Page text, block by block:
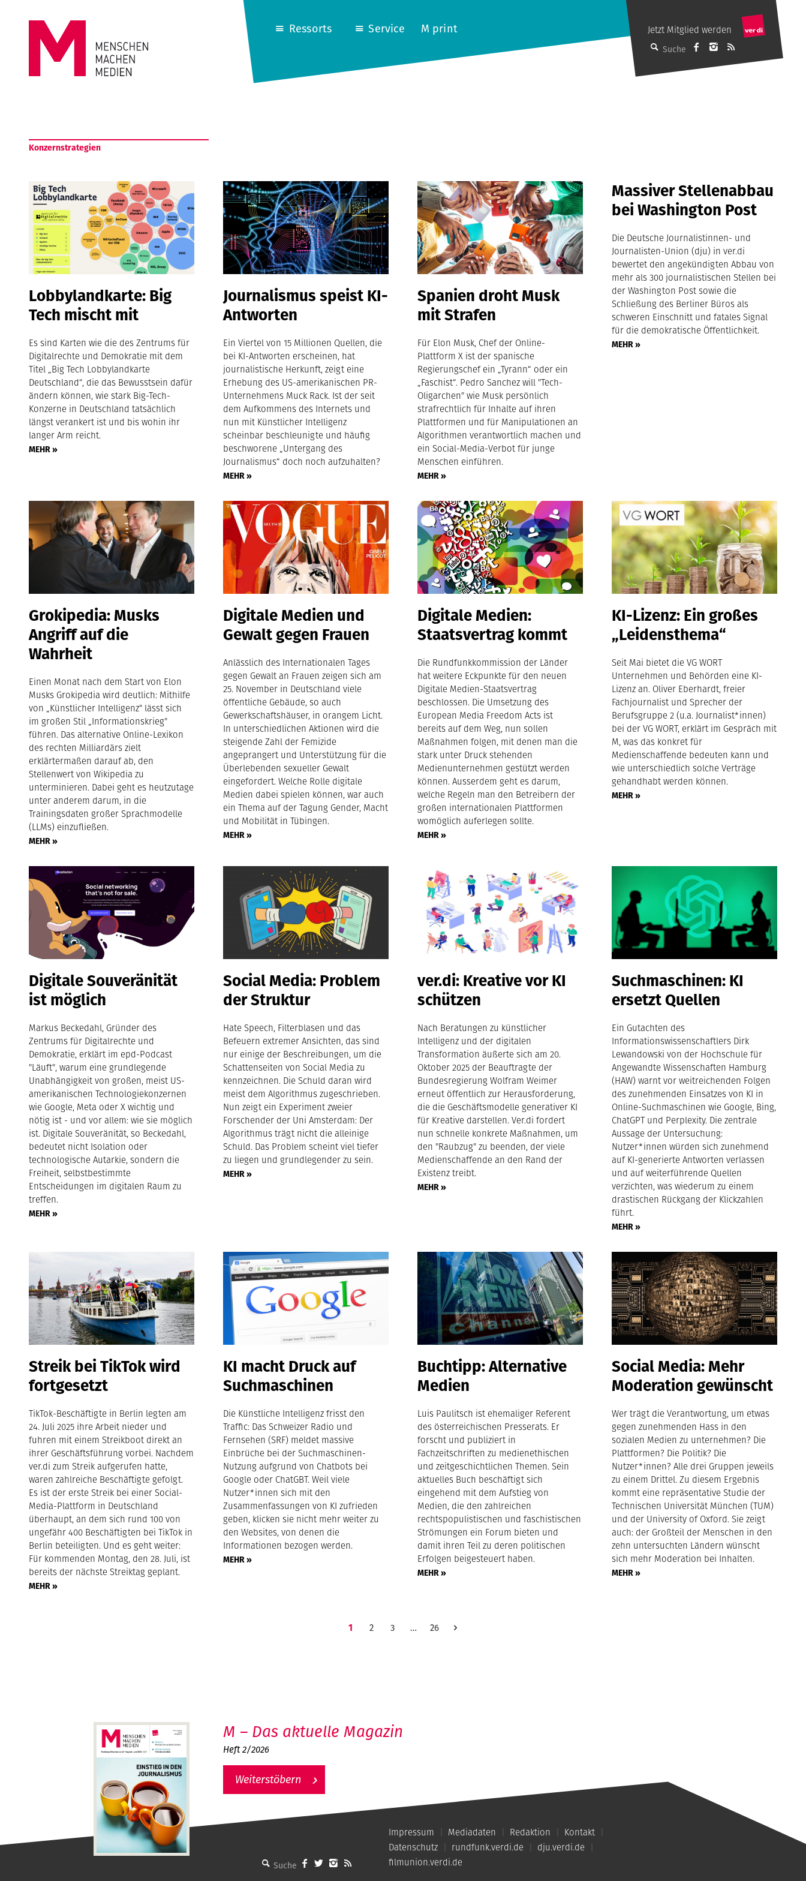
MACHEN
MEDIEN
Ressorts Service M print Jetzt Mitglied werden
Suche dju auf Facebook
M auf Instagram
Abonniere
Konzernstrategien
Lobbylandkarte: Big
Tech mischt mit
Es sind Karten wie die des Zentrums für
Digitalrechte und Demokratie mit dem
Titel „Big Tech Lobbylandkarte
Deutschland“, die das Bewusstsein dafür
ändern können, wie stark Big-Tech-
Konzerne in Deutschland tatsächlich
längst verankert ist und bis wohin ihr
langer Arm reicht.
MEHR »
Journalismus speist KI-
Antworten
Ein Viertel von 15 Millionen Quellen, die
bei KI-Antworten erscheinen, hat
journalistische Herkunft, zeigt eine
Erhebung des US-amerikanischen PR-
Unternehmens Muck Rack. Ist der seit
dem Aufkommens des Internets und
nun mit Künstlicher Intelligenz
scheinbar beschleunigte und häufig
beschworene „Untergang des
Journalismus“ doch noch aufzuhalten?
MEHR »
Spanien droht Musk
mit Strafen
Für Elon Musk, Chef der Online-
Plattform X ist der spanische
Regierungschef ein „Tyrann“ oder ein
„Faschist“. Pedro Sanchez will "Tech-
Oligarchen" wie Musk persönlich
strafrechtlich für Inhalte auf ihren
Plattformen und für Manipulationen an
Algorithmen verantwortlich machen und
ein Social-Media-Verbot für junge
Menschen einführen.
MEHR »
Massiver Stellenabbau
bei Washington Post
Die Deutsche Journalistinnen- und
Journalisten-Union (dju) in ver.di
bewertet den angekündigten Abbau von
mehr als 300 journalistischen Stellen bei
der Washington Post sowie die
Schließung des Berliner Büros als
schweren Einschnitt und fatales Signal
für die demokratische Öffentlichkeit.
MEHR »
Grokipedia: Musks
Angriff auf die
Wahrheit
Einen Monat nach dem Start von Elon
Musks Grokipedia wird deutlich: Mithilfe
von „Künstlicher Intelligenz" lässt sich
im großen Stil „Informationskrieg"
führen. Das alternative Online-Lexikon
des rechten Milliardärs zielt
erklärtermaßen darauf ab, den
Stellenwert von Wikipedia zu
unterminieren. Dabei geht es heutzutage
unter anderem darum, in die
Trainingsdaten großer Sprachmodelle
(LLMs) einzufließen.
MEHR »
Digitale Medien und
Gewalt gegen Frauen
Anlässlich des Internationalen Tages
gegen Gewalt an Frauen zeigen sich am
25. November in Deutschland viele
öffentliche Gebäude, so auch
Gewerkschaftshäuser, in orangem Licht.
In unterschiedlichen Aktionen wird die
steigende Zahl der Femizide
angeprangert und Unterstützung für die
Überlebenden sexueller Gewalt
eingefordert. Welche Rolle digitale
Medien dabei spielen können, war auch
ein Thema auf der Tagung Gender, Macht
und Mobilität in Tübingen.
MEHR »
Digitale Medien:
Staatsvertrag kommt
Die Rundfunkkommission der Länder
hat weitere Eckpunkte für den neuen
Digitale Medien-Staatsvertrag
beschlossen. Die Umsetzung des
European Media Freedom Acts ist
bereits auf dem Weg, nun sollen
Maßnahmen folgen, mit denen man die
stark unter Druck stehenden
Medienunternehmen gestützt werden
können. Ausserdem geht es darum,
welche Regeln man den Betreibern der
großen internationalen Plattformen
womöglich auferlegen sollte.
MEHR »
KI-Lizenz: Ein großes
„Leidensthema“
Seit Mai bietet die VG WORT
Unternehmen und Behörden eine KI-
Lizenz an. Oliver Eberhardt, freier
Fachjournalist und Sprecher der
Berufsgruppe 2 (u.a. Journalist*innen)
bei der VG WORT, erklärt im Gespräch mit
M, was das konkret für
Medienschaffende bedeuten kann und
wie unterschiedlich solche Verträge
gehandhabt werden können.
MEHR »
Digitale Souveränität
ist möglich
Markus Beckedahl, Gründer des
Zentrums für Digitalrechte und
Demokratie, erklärt im epd-Podcast
"Läuft", warum eine grundlegende
Unabhängigkeit von großen, meist US-
amerikanischen Technologiekonzernen
wie Google, Meta oder X wichtig und
nötig ist - und vor allem: wie sie möglich
ist. Digitale Souveränität, so Beckedahl,
bedeutet nicht Isolation oder
technologische Autarkie, sondern die
Freiheit, selbstbestimmte
Entscheidungen im digitalen Raum zu
treffen.
MEHR »
Social Media: Problem
der Struktur
Hate Speech, Filterblasen und das
Befeuern extremer Ansichten, das sind
nur einige der Beschreibungen, um die
Schattenseiten von Social Media zu
kennzeichnen. Die Schuld daran wird
meist dem Algorithmus zugeschrieben.
Nun zeigt ein Experiment zweier
Forschender der Uni Amsterdam: Der
Algorithmus trägt nicht die alleinige
Schuld. Das Problem scheint viel tiefer
zu liegen und grundlegender zu sein.
MEHR »
ver.di: Kreative vor KI
schützen
Nach Beratungen zu künstlicher
Intelligenz und der digitalen
Transformation äußerte sich am 20.
Oktober 2025 der Beauftragte der
Bundesregierung Wolfram Weimer
erneut öffentlich zur Herausforderung,
die die Geschäftsmodelle generativer KI
für Kreative darstellen. Ver.di fordert
nun schnelle konkrete Maßnahmen, um
den "Raubzug" zu beenden, der viele
Medienschaffende an den Rand der
Existenz treibt.
MEHR »
Suchmaschinen: KI
ersetzt Quellen
Ein Gutachten des
Informationswissenschaftlers Dirk
Lewandowski von der Hochschule für
Angewandte Wissenschaften Hamburg
(HAW) warnt vor weitreichenden Folgen
des zunehmenden Einsatzes von KI in
Online-Suchmaschinen wie Google, Bing,
ChatGPT und Perplexity. Die zentrale
Aussage der Untersuchung:
Nutzer*innen würden sich zunehmend
auf KI-generierte Antworten verlassen
und auf weiterführende Quellen
verzichten, was wiederum zu einem
drastischen Rückgang der Klickzahlen
führt.
MEHR »
Streik bei TikTok wird
fortgesetzt
TikTok-Beschäftigte in Berlin legten am
24. Juli 2025 ihre Arbeit nieder und
fuhren mit einem Streikboot direkt an
ihrer Geschäftsführung vorbei. Nachdem
ver.di zum Streik aufgerufen hatte,
waren zahlreiche Beschäftigte gefolgt.
Es ist der erste Streik bei einer Social-
Media-Plattform in Deutschland
überhaupt, an dem sich rund 100 von
ungefähr 400 Beschäftigten bei TikTok in
Berlin beteiligten. Und es geht weiter:
Für kommenden Montag, den 28. Juli, ist
bereits der nächste Streiktag geplant.
MEHR »
KI macht Druck auf
Suchmaschinen
Die Künstliche Intelligenz frisst den
Traffic: Das Schweizer Radio und
Fernsehen (SRF) meldet massive
Einbrüche bei der Suchmaschinen-
Nutzung aufgrund von Chatbots bei
Google oder ChatGBT. Weil viele
Nutzer*innen sich mit den
Zusammenfassungen von KI zufrieden
geben, klicken sie nicht mehr weiter zu
den Websites, von denen die
Informationen bezogen werden.
MEHR »
Buchtipp: Alternative
Medien
Luis Paulitsch ist ehemaliger Referent
des österreichischen Presserats. Er
forscht und publiziert in
Fachzeitschriften zu medienethischen
und zeitgeschichtlichen Themen. Sein
aktuelles Buch beschäftigt sich
eingehend mit dem Aufstieg von
Medien, die den zahlreichen
rechtspopulistischen und faschistischen
Strömungen ein Forum bieten und
damit ihren Teil zu deren politischen
Erfolgen beigesteuert haben.
MEHR »
Social Media: Mehr
Moderation gewünscht
Wer trägt die Verantwortung, um etwas
gegen zunehmenden Hass in den
sozialen Medien zu unternehmen? Die
Plattformen? Die Politik? Die
Nutzer*innen? Alle drei Gruppen jeweils
zu einem Drittel. Zu diesem Ergebnis
kommt eine repräsentative Studie der
Technischen Universität München (TUM)
und der University of Oxford. Sie zeigt
auch: der Großteil der Menschen in den
zehn untersuchten Ländern wünscht
sich mehr Moderation bei Inhalten.
MEHR »
1 2 3 … 26
MMM - Menschen machen Medien
M – Das aktuelle Magazin
Heft 2/2026
Weiterstöbern
Impressum Mediadaten Redaktion
Kontakt
Datenschutz
rundfunk.verdi.de
dju.verdi.de
filmunion.verdi.de